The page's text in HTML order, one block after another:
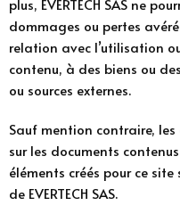
plus, EVERTECH SAS ne
dommages ou pertes
relation avec l’utilisation
contenu, à des biens ou
ou sources externes.
Sauf mention contraire,
sur les documents
éléments créés pour ce
de EVERTECH SAS.